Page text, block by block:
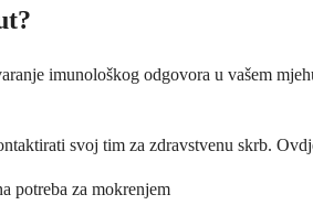
imunološkog odgovora u vašem
svoj tim za zdravstvenu skrb.
potreba za mokrenjem